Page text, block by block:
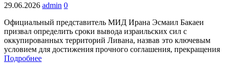
29.06.2026 admin 0
Официальный представитель МИД Ирана Эсмаил Бакаеи
призвал определить сроки вывода израильских сил с
оккупированных территорий Ливана, назвав это ключевым
условием для достижения прочного соглашения, прекращения
Подробнее